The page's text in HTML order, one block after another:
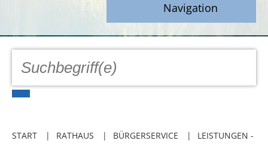
Navigation
GEMEINDE
Freibadkarten
START RATHAUS BÜRGERSERVICE LEISTUNGEN -